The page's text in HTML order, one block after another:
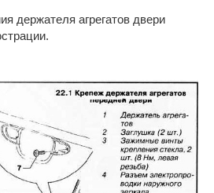
держателя агрегатов двери